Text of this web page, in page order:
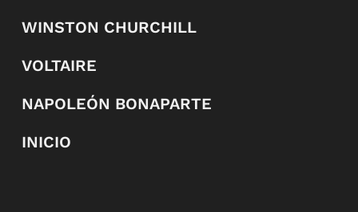
WINSTON CHURCHILL
VOLTAIRE
NAPOLEÓN BONAPARTE
INICIO